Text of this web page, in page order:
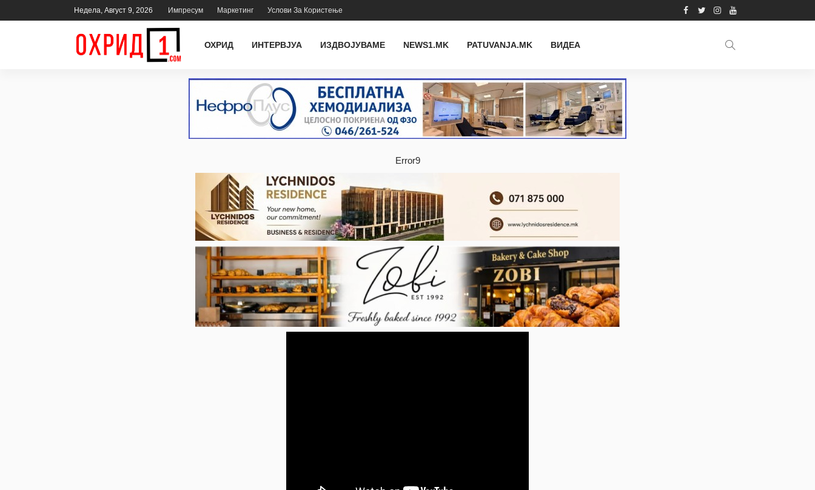
Недела, Август 9, 2026 Импресум Маркетинг Услови За Користење
ОХРИД ИНТЕРВЈУА ИЗДВОЈУВАМЕ NEWS1.MK PATUVANJA.MK ВИДЕА
Error9